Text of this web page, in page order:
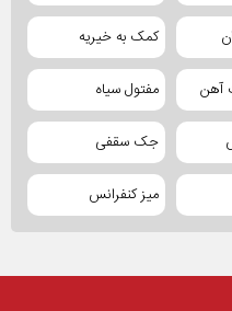
کمک به خیریه
آهن مفتول سیاه
جک سقفی
میز کنفرانس